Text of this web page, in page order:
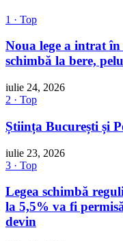
1 · Top
Noua lege a intrat în
schimbă la bere,
iulie 24, 2026
2 · Top
Știința București și
iulie 23, 2026
3 · Top
Legea schimbă
la 5,5% va fi
devin